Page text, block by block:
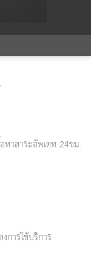
หาสาระอัพเดท 24ชม.
การใช้บริการ